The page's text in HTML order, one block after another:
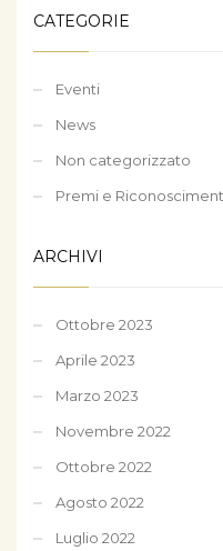
CATEGORIE
Eventi
News
Non categorizzato
Premi e
ARCHIVI
Ottobre 2023
Aprile 2023
Marzo 2023
Novembre 2022
Ottobre 2022
Agosto 2022
Luglio 2022